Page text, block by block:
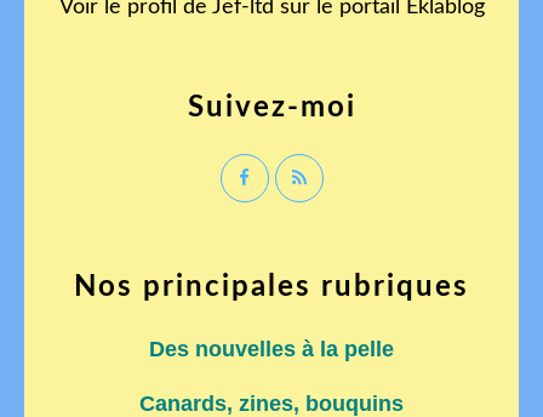
Voir le profil de Jef-ltd sur le portail Eklablog
Suivez-moi
Nos principales rubriques
Des nouvelles à la pelle
Canards, zines, bouquins